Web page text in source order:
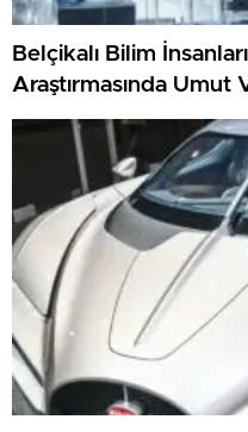
Belçikalı Bilim
Araştırmasında Umut